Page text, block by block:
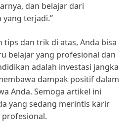
dan belajar dari
yang terjadi.”
tips dan trik di atas, Anda bisa
belajar yang profesional dan
adalah investasi jangka
dampak positif dalam
Anda. Semoga artikel ini
yang sedang merintis karir